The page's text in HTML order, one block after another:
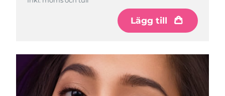
Lägg till